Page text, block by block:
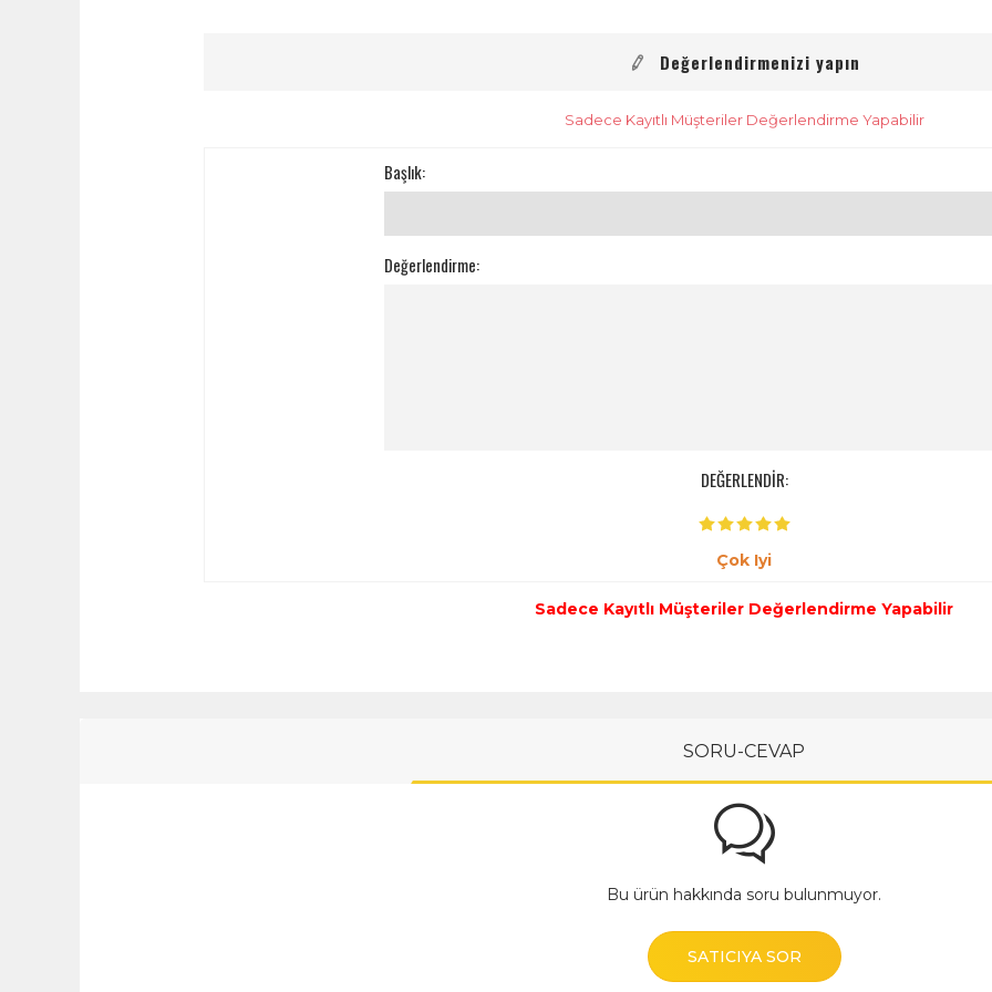
Değerlendirmenizi yapın
Sadece Kayıtlı Müşteriler Değerlendirme Yapabilir
Başlık:
Değerlendirme:
DEĞERLENDİR:
Çok Iyi
Sadece Kayıtlı Müşteriler Değerlendirme Yapabilir
SORU-CEVAP
Bu ürün hakkında soru bulunmuyor.
SATICIYA SOR